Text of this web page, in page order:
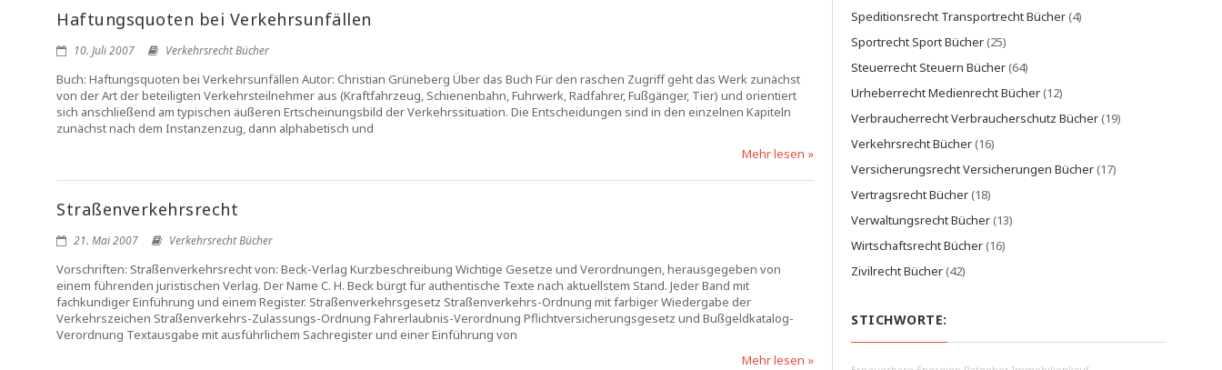
Haftungsquoten bei Verkehrsunfällen
10. Juli 2007 Verkehrsrecht Bücher
Buch: Haftungsquoten bei Verkehrsunfällen Autor: Christian Grüneberg Über das Buch Für den raschen Zugriff geht das Werk zunächst
von der Art der beteiligten Verkehrsteilnehmer aus (Kraftfahrzeug, Schienenbahn, Fuhrwerk, Radfahrer, Fußgänger, Tier) und orientiert
sich anschließend am typischen äußeren Ertscheinungsbild der Verkehrssituation. Die Entscheidungen sind in den einzelnen Kapiteln
zunächst nach dem Instanzenzug, dann alphabetisch und
Mehr lesen »
Straßenverkehrsrecht
21. Mai 2007 Verkehrsrecht Bücher
Vorschriften: Straßenverkehrsrecht von: Beck-Verlag Kurzbeschreibung Wichtige Gesetze und Verordnungen, herausgegeben von
einem führenden juristischen Verlag. Der Name C. H. Beck bürgt für authentische Texte nach aktuellstem Stand. Jeder Band mit
fachkundiger Einführung und einem Register. Straßenverkehrsgesetz Straßenverkehrs-Ordnung mit farbiger Wiedergabe der
Verkehrszeichen Straßenverkehrs-Zulassungs-Ordnung Fahrerlaubnis-Verordnung Pflichtversicherungsgesetz und Bußgeldkatalog-
Verordnung Textausgabe mit ausführlichem Sachregister und einer Einführung von
Mehr lesen »
Speditionsrecht Transportrecht Bücher(4)
Sportrecht Sport Bücher(25)
Steuerrecht Steuern Bücher(64)
Urheberrecht Medienrecht Bücher(12)
Verbraucherrecht Verbraucherschutz Bücher(19)
Verkehrsrecht Bücher(16)
Versicherungsrecht Versicherungen Bücher(17)
Vertragsrecht Bücher(18)
Verwaltungsrecht Bücher(13)
Wirtschaftsrecht Bücher(16)
Zivilrecht Bücher(42)
STICHWORTE: